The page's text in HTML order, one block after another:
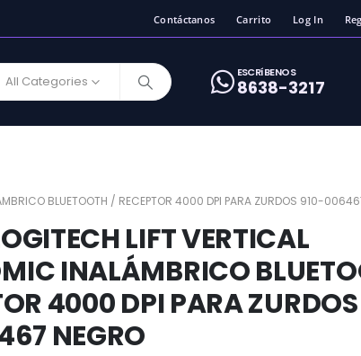
Contáctanos Carrito Log In
All Categories
ESCRíBENOS
8638-3217
BLUETOOTH / RECEPTOR 4000 DPI PARA ZURDOS 910-
LIFT VERTICAL
INALÁMBRICO
4000 DPI PARA ZURDOS
NEGRO